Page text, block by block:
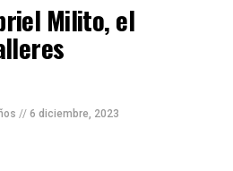
Holan entre los factibles.
aparecían Heinze o
de peso entraba en escena:
Jorge Bava como factible
no tenían chance pero sonaban
Milito, el
// 6 diciembre, 2023